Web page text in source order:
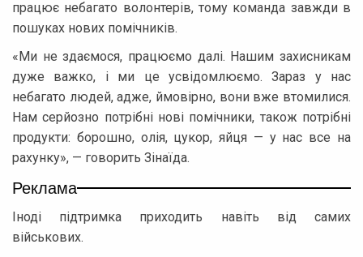
працює небагато волонтерів, тому команда завжди в
пошуках нових помічників.
«Ми не здаємося, працюємо далі. Нашим захисникам
дуже важко, і ми це усвідомлюємо. Зараз у нас
небагато людей, адже, ймовірно, вони вже втомилися.
Нам серйозно потрібні нові помічники, також потрібні
продукти: борошно, олія, цукор, яйця — у нас все на
рахунку», — говорить Зінаїда.
Реклама
Іноді підтримка приходить навіть від самих
військових.